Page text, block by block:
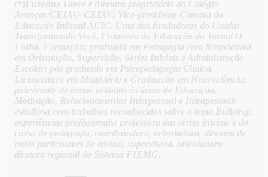
(*)Luzedna Glece é d iretora proprietária do Colégio
Avançar/CEIAV- CEIAV; Vice-presidente Câmara da
Educação Infantil ACIC. Uma das fundadoras do Unidas
Transformando Você. Colunista da Educação do Jornal O
Folha. Formação: graduada em Pedagogia com licenciatura
em Orientação, Supervisão, Séries Iniciais e Administração
Escolar; pós-graduada em Psicopedagogia Clínica,
Licenciatura em Magistério e Graduação em Neurociência;
palestrante de temas voltados às áreas de Educação,
Motivação, Relacionamentos Interpessoal e Intrapessoal;
estudiosa com trabalhos reconhecidos sobre o tema Bullying;
experiências profissionais: professora das séries iniciais e do
curso de pedagogia, coordenadora, orientadora, diretora de
redes particulares de ensino, supervisora, orientadora
diretora regional do Sistema FIEMG.